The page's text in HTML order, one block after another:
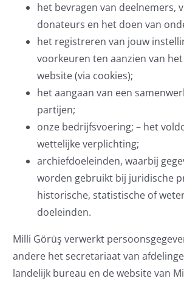
het bevragen van deelnemers,
donateurs en het doen van
het registreren van jouw
voorkeuren ten aanzien van
website (via cookies);
het aangaan van een
partijen;
onze bedrijfsvoering; – het
wettelijke verplichting;
archiefdoeleinden, waarbij
worden gebruikt bij juridische
historische, statistische of
doeleinden.
Milli Görüş verwerkt
andere het secretariaat van
landelijk bureau en de website van